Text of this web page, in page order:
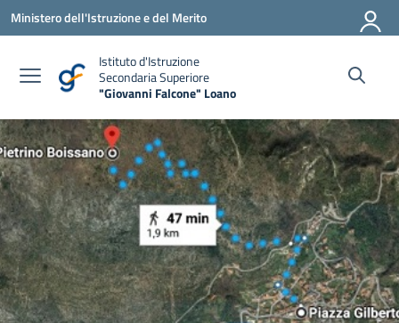
Vai ai contenuti
Vai al menu di navigazione
Vai al footer
Ministero dell'Istruzione e del Merito
Istituto d'Istruzione
Secondaria Superiore
"Giovanni Falcone" Loano